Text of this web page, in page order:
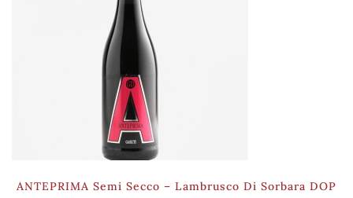
ANTEPRIMA Semi Secco – Lambrusco Di Sorbara DOP